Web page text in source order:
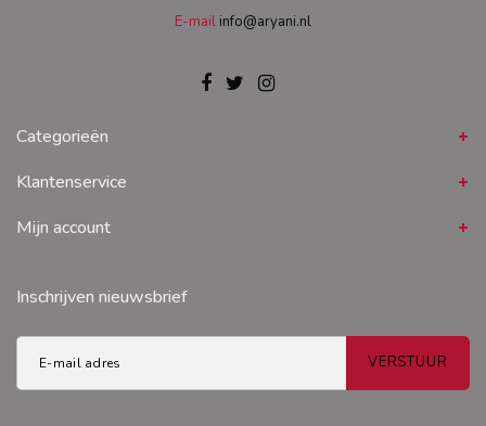
E-mail info@aryani.nl
Categorieën
Klantenservice
Mijn account
Inschrijven nieuwsbrief
VERSTUUR